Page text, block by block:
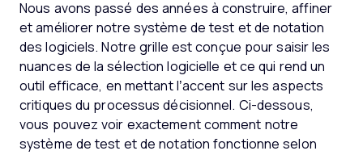
Nous avons passé des années à construire, affiner
et améliorer notre système de test et de notation
des logiciels. Notre grille est conçue pour saisir les
nuances de la sélection logicielle et ce qui rend un
outil efficace, en mettant l’accent sur les aspects
critiques du processus décisionnel. Ci-dessous,
vous pouvez voir exactement comment notre
système de test et de notation fonctionne selon